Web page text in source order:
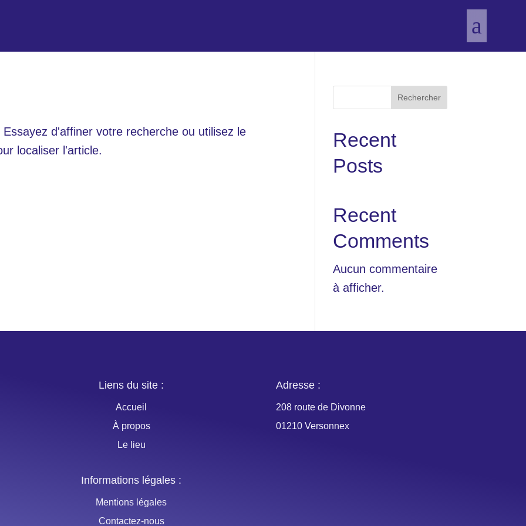
a
d'affiner votre recherche ou utilisez le
localiser l'article.
Rechercher
Recent
Posts
Recent
Comments
Aucun commentaire
à afficher.
Liens du site :
Accueil
À propos
Le lieu
Informations légales :
Mentions légales
Contactez-nous
Adresse :
208 route de Divonne
01210 Versonnex